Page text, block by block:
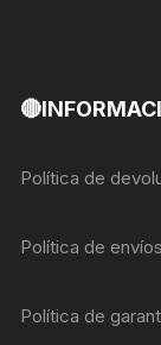
Política de
Política de envíos
Política de